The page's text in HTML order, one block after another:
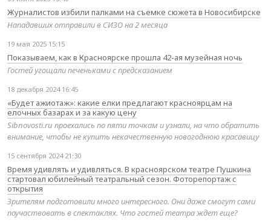
Журналистов избили палками на съемке сюжета в Новосибирске
Нападавших отправили в СИЗО на 2 месяца
19 мая 2025 15:15
Показываем, как в Красноярске прошла 42-ая музейная ночь
Гостей угощали печеньками с предсказанием
18 декабря 2024 16:45
«Будет ажиотаж»: какие елки предлагают красноярцам на
елочных базарах и за какую цену
Sibnovosti.ru проехались по пяти точкам и узнали, на что обратить
внимание, чтобы не купить некачественную новогоднюю красавицу
15 сентября 2024 21:30
Время удивлять и удивляться. В красноярском театре Пушкина
стартовал юбилейный театральный сезон. Фоторепортаж с
открытия
Зрителям подготовили много интересного. Они даже смогут сами
поучаствовать в спектаклях. Что гостей театра ждет еще?